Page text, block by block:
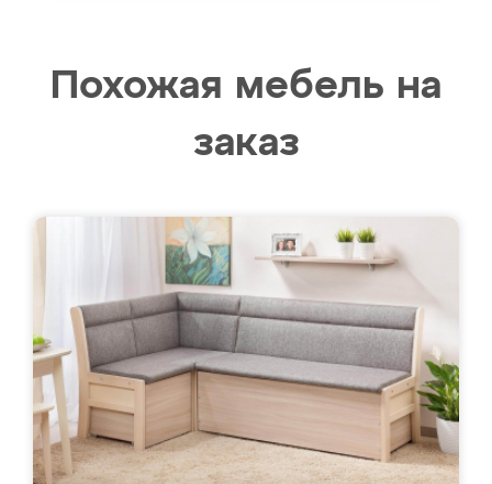
Похожая мебель на
заказ